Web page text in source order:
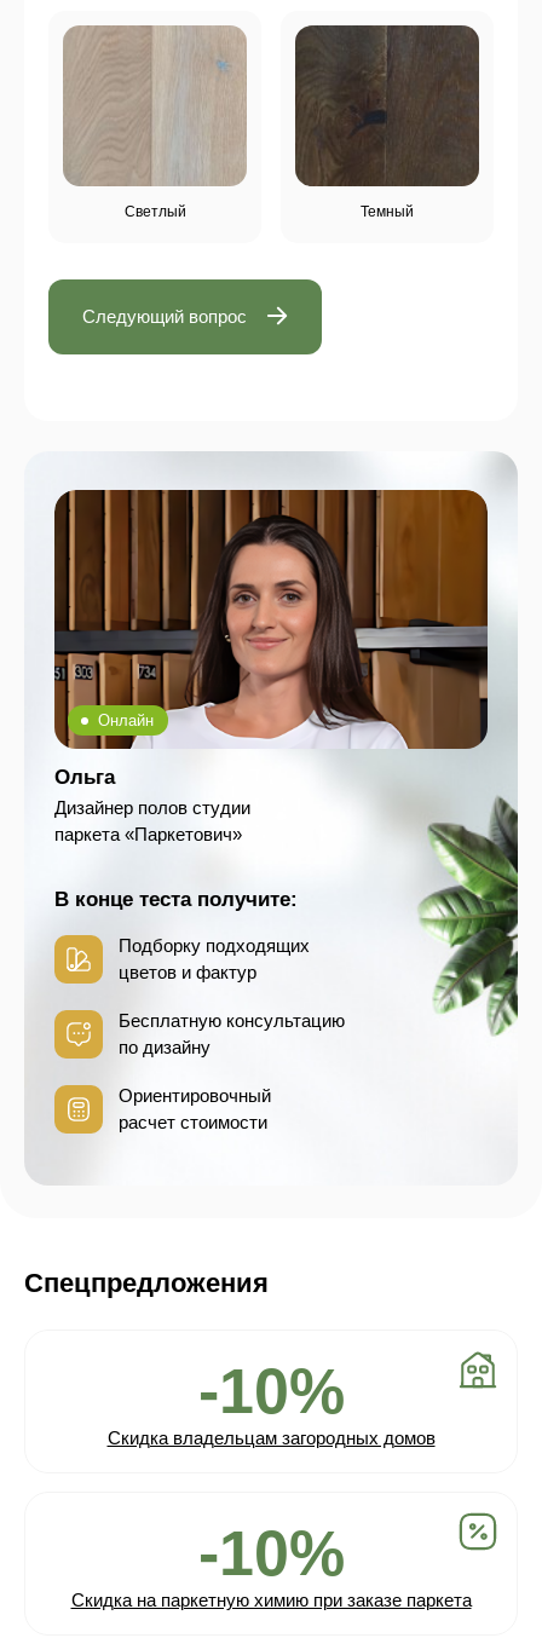
Светлый Темный
Следующий вопрос
Онлайн
Ольга
Дизайнер полов студии
паркета «Паркетович»
В конце теста получите:
Подборку подходящих
цветов и фактур
Бесплатную консультацию
по дизайну
Ориентировочный
расчет стоимости
Спецпредложения
-10%
Скидка владельцам загородных домов
-10%
Скидка на паркетную химию при заказе паркета